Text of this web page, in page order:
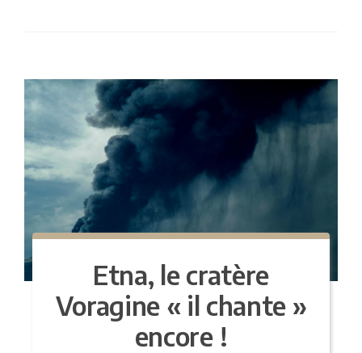
Etna, le cratère
Voragine « il chante »
encore !